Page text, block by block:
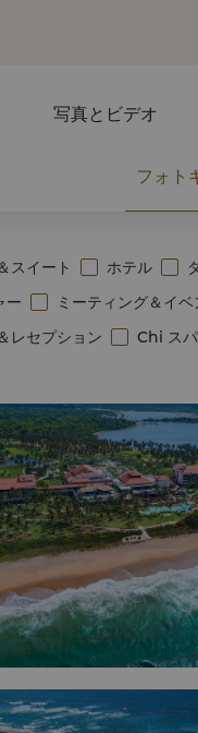
写真とビデオ
フォト
スイート ホテル
ー
ミーティング＆イベ
レセプション
Chi スパ